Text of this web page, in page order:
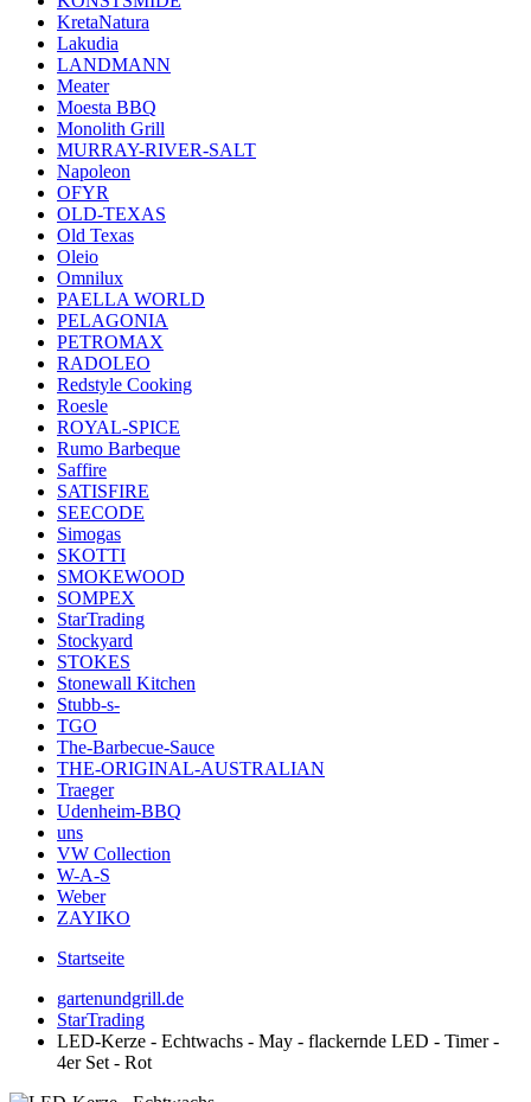
KretaNatura
Lakudia
LANDMANN
Meater
Moesta BBQ
Monolith Grill
MURRAY-RIVER-SALT
Napoleon
OFYR
OLD-TEXAS
Old Texas
Oleio
Omnilux
PAELLA WORLD
PELAGONIA
PETROMAX
RADOLEO
Redstyle Cooking
Roesle
ROYAL-SPICE
Rumo Barbeque
Saffire
SATISFIRE
SEECODE
Simogas
SKOTTI
SMOKEWOOD
SOMPEX
StarTrading
Stockyard
STOKES
Stonewall Kitchen
Stubb-s-
TGO
The-Barbecue-Sauce
THE-ORIGINAL-AUSTRALIAN
Traeger
Udenheim-BBQ
uns
VW Collection
W-A-S
Weber
ZAYIKO
Startseite
gartenundgrill.de
StarTrading
LED-Kerze - Echtwachs - May - flackernde LED - Timer -
4er Set - Rot